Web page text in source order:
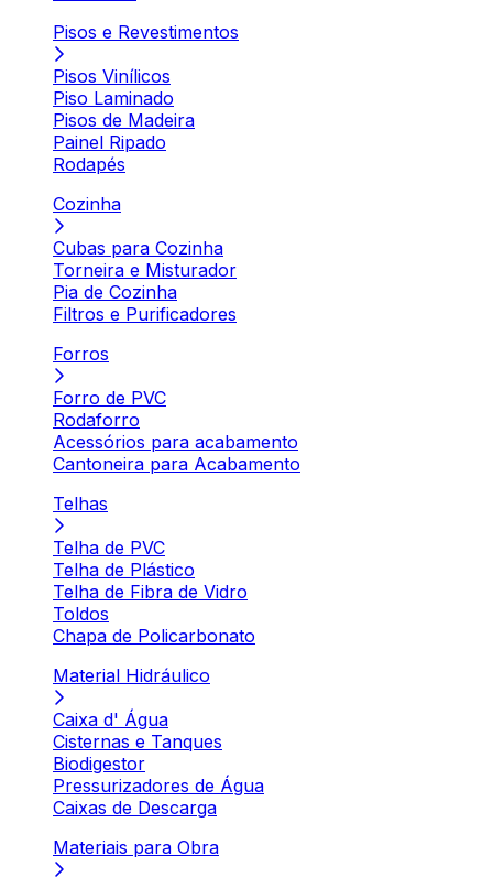
Pisos e Revestimentos
Pisos Vinílicos
Piso Laminado
Pisos de Madeira
Painel Ripado
Rodapés
Cozinha
Cubas para Cozinha
Torneira e Misturador
Pia de Cozinha
Filtros e Purificadores
Forros
Forro de PVC
Rodaforro
Acessórios para acabamento
Cantoneira para Acabamento
Telhas
Telha de PVC
Telha de Plástico
Telha de Fibra de Vidro
Toldos
Chapa de Policarbonato
Material Hidráulico
Caixa d' Água
Cisternas e Tanques
Biodigestor
Pressurizadores de Água
Caixas de Descarga
Materiais para Obra